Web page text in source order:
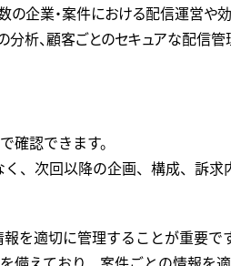
企業・案件における配信運営や
分析、顧客ごとのセキュアな配
認できます。
、次回以降の企画、構成、訴求
を適切に管理することが重要で